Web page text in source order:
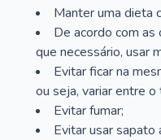
Manter uma dieta
De acordo com
que necessário, usar
Evitar ficar na
ou seja, variar entre
Evitar fumar;
Evitar usar sapato